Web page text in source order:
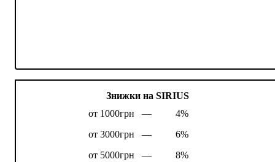
Знижки на SIRIUS
от 1000грн —
4%
от 3000грн —
6%
от 5000грн —
8%